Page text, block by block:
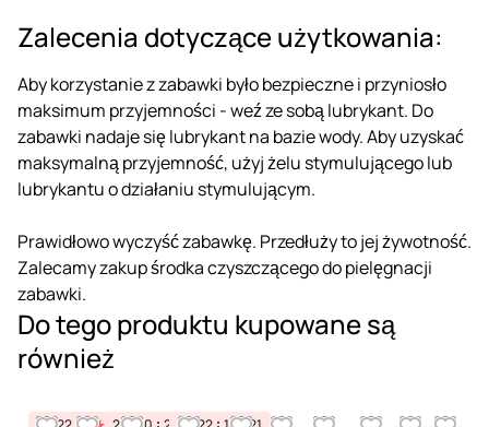
Zalecenia dotyczące użytkowania:
Aby korzystanie z zabawki było bezpieczne i przyniosło
maksimum przyjemności - weź ze sobą lubrykant. Do
zabawki nadaje się lubrykant na bazie wody. Aby uzyskać
maksymalną przyjemność, użyj żelu stymulującego lub
lubrykantu o działaniu stymulującym.
Prawidłowo wyczyść zabawkę. Przedłuży to jej żywotność.
Zalecamy zakup środka czyszczącego do pielęgnacji
zabawki.
Do tego produktu kupowane są
również